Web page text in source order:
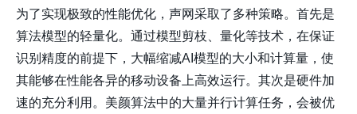
为了实现极致的性能优化，声网采取了多种策略。首先是
算法模型的轻量化。通过模型剪枝、量化等技术，在保证
识别精度的前提下，大幅缩减AI模型的大小和计算量，使
其能够在性能各异的移动设备上高效运行。其次是硬件加
速的充分利用 。美颜算法中的大量并行计算任务，会被优